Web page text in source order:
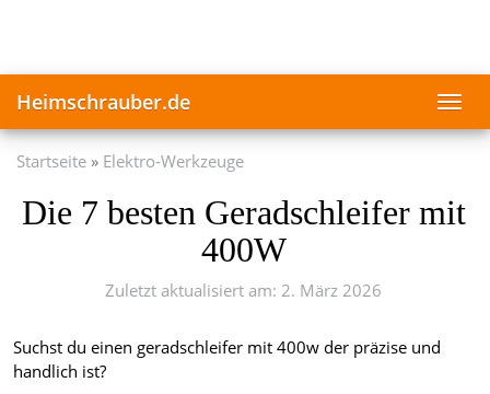
Heimschrauber.de
Startseite Elektro-Werkzeuge
Die 7 besten Geradschleifer mit
400W
Zuletzt aktualisiert am: 2. März 2026
Suchst du einen geradschleifer mit 400w der präzise und
handlich ist?